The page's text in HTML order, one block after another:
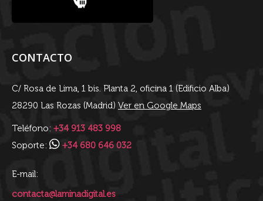
CONTACTO
C/ Rosa de Lima, 1 bis. Planta 2, oficina 1 (Edificio Alba)
28290 Las Rozas (Madrid) Ver en Google Maps
Teléfono: +34 913 483 998
Soporte:
+34 680 646 032
E-mail:
contacta@laminadigital.es